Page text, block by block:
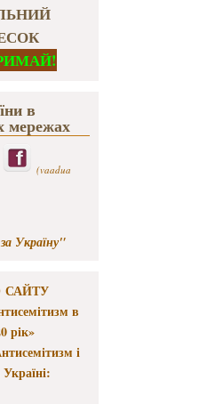
в
мережах
(vaadua
Україну"
в
рік»
і